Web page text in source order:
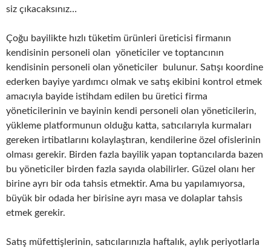
siz çıkacaksınız…
Çoğu bayilikte hızlı tüketim ürünleri üreticisi firmanın
kendisinin personeli olan yöneticiler ve toptancının
kendisinin personeli olan yöneticiler bulunur. Satışı koordine
ederken bayiye yardımcı olmak ve satış ekibini kontrol etmek
amacıyla bayide istihdam edilen bu üretici firma
yöneticilerinin ve bayinin kendi personeli olan yöneticilerin,
yükleme platformunun olduğu katta, satıcılarıyla kurmaları
gereken irtibatlarını kolaylaştıran, kendilerine özel ofislerinin
olması gerekir. Birden fazla bayilik yapan toptancılarda bazen
bu yöneticiler birden fazla sayıda olabilirler. Güzel olanı her
birine ayrı bir oda tahsis etmektir. Ama bu yapılamıyorsa,
büyük bir odada her birisine ayrı masa ve dolaplar tahsis
etmek gerekir.
Satış müfettişlerinin, satıcılarınızla haftalık, aylık periyotlarla